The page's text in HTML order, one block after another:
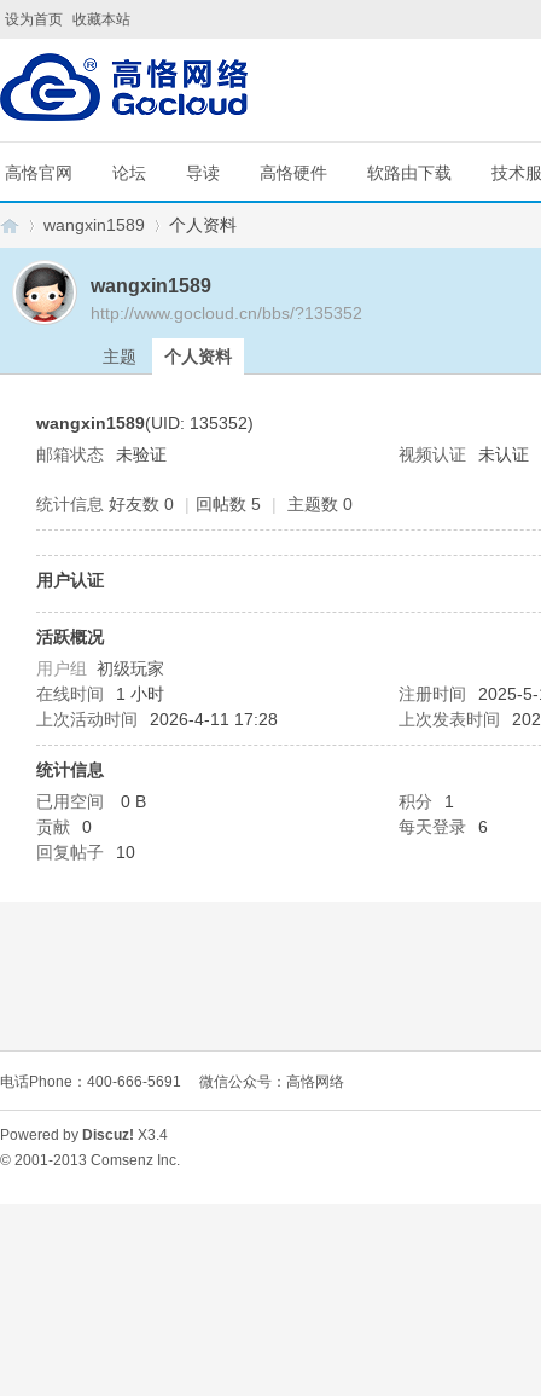
设为首页 收藏本站
高恪官网 论坛 导读 高恪硬件 软路由下载 技术
L
wangxin1589 个人资料
wangxin1589
http://www.gocloud.cn/bbs/?135352
主题 个人资料
wangxin1589(UID: 135352)
邮箱状态
未验证 视频认证 未认证
统计信息 好友数 0 | 回帖数 5 | 主题数 0
用户认证
活跃概况
用户组 初级玩家
在线时间
1 小时 注册时间
2025-
上次活动时间
2026-4-11 17:28 上次发表时间
统计信息
已用空间
0 B 积分
1
贡献
0 每天登录
6
回复帖子
10
电话Phone：400-666-5691 微信公众号：高恪网络
Powered by Discuz! X3.4
© 2001-2013 Comsenz Inc.